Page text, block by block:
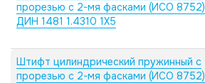
прорезью с 2-мя фасками (ИСО 8752)
ДИН 1481 1.4310 1X5
Штифт цилиндрический пружинный с
прорезью с 2-мя фасками (ИСО 8752)